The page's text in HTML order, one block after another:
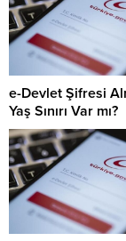
e-Devlet Şifresi
Yaş Sınırı Var mı?